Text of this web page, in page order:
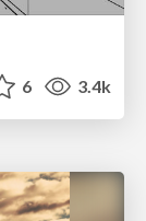
6 3.4k